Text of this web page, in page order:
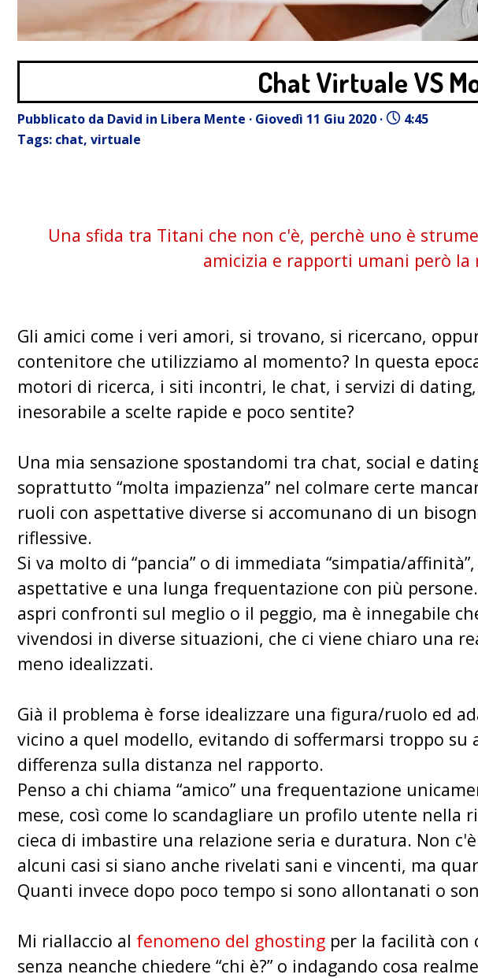
Chat Virtuale VS
Pubblicato da David in Libera Mente · Giovedì 11 Giu 2020 ·
4:45
Tags: chat, virtuale
Una sfida tra Titani che non c'è, perchè uno è
amicizia e rapporti umani però
Gli amici come i veri amori, si trovano, si ricercano,
contenitore che utilizziamo al momento? In questa
motori di ricerca, i siti incontri, le chat, i servizi di
inesorabile a scelte rapide e poco sentite?
Una mia sensazione spostandomi tra chat, social e
soprattutto “molta impazienza” nel colmare certe
ruoli con aspettative diverse si accomunano di un
riflessive.
Si va molto di “pancia” o di immediata “simpatia/
aspettative e una lunga frequentazione con più
aspri confronti sul meglio o il peggio, ma è innegabile
vivendosi in diverse situazioni, che ci viene chiaro una
meno idealizzati.
Già il problema è forse idealizzare una figura/ruolo ed
vicino a quel modello, evitando di soffermarsi troppo
differenza sulla distanza nel rapporto.
Penso a chi chiama “amico” una frequentazione
mese, così come lo scandagliare un profilo utente nella
cieca di imbastire una relazione seria e duratura. Non
alcuni casi si siano anche rivelati sani e vincenti, ma
Quanti invece dopo poco tempo si sono allontanati o
Mi riallaccio al fenomeno del ghosting per la facilità con
senza neanche chiedere “chi è?” o indagando cosa